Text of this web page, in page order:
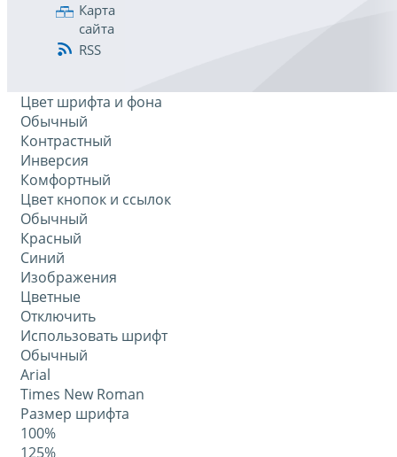
Карта
сайта
RSS
Цвет шрифта и фона
Обычный
Контрастный
Инверсия
Комфортный
Цвет кнопок и ссылок
Обычный
Красный
Синий
Изображения
Цветные
Отключить
Использовать шрифт
Обычный
Arial
Times New Roman
Размер шрифта
100%
125%